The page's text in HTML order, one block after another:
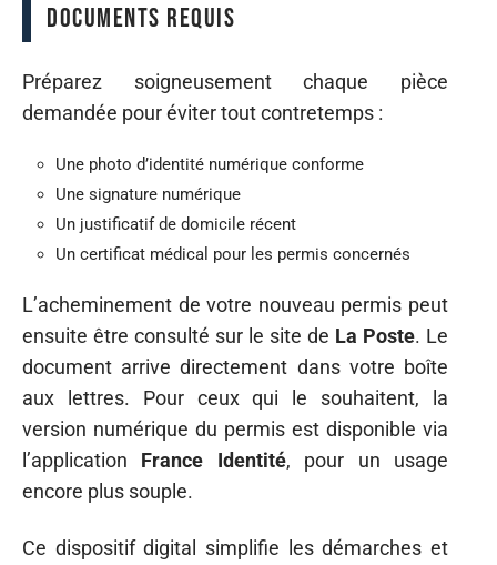
Documents requis
Préparez soigneusement chaque pièce
demandée pour éviter tout contretemps :
Une photo d’identité numérique conforme
Une signature numérique
Un justificatif de domicile récent
Un certificat médical pour les permis concernés
L’acheminement de votre nouveau permis peut
ensuite être consulté sur le site de La Poste. Le
document arrive directement dans votre boîte
aux lettres. Pour ceux qui le souhaitent, la
version numérique du permis est disponible via
l’application France Identité, pour un usage
encore plus souple.
Ce dispositif digital simplifie les démarches et